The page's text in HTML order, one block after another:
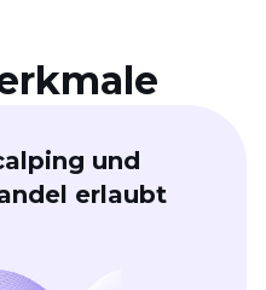
und
erlaubt